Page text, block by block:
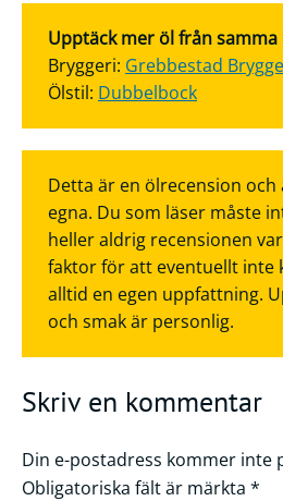
Upptäck mer öl från
Bryggeri: Grebbestad
Ölstil: Dubbelbock
Detta är en ölrecension
egna. Du som läser måste
heller aldrig recensionen
faktor för att eventuellt inte
alltid en egen uppfattning.
och smak är personlig.
Skriv en kommentar
Din e-postadress kommer inte
Obligatoriska fält är märkta *